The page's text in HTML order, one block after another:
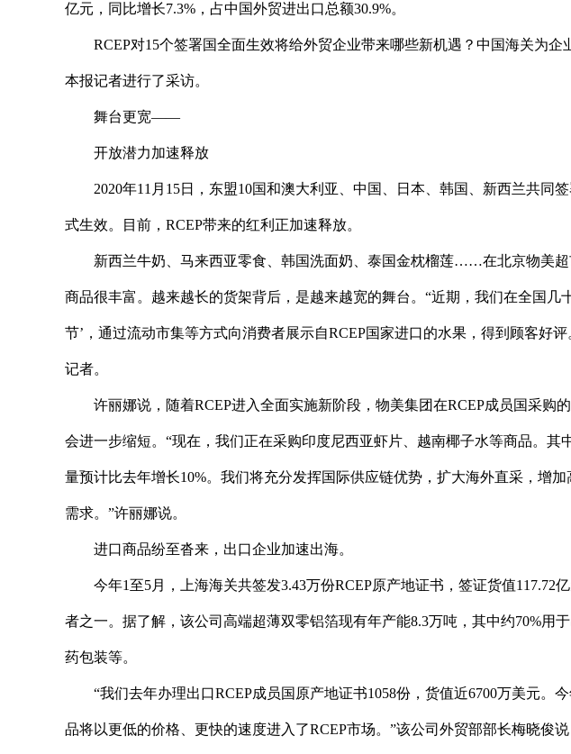
亿元，同比增长7.3%，占中国外贸进出口总额30.9%。
RCEP对15个签署国全面生效将给外贸企业带来哪些新机遇？中国海关为企
本报记者进行了采访。
舞台更宽——
开放潜力加速释放
2020年11月15日，东盟10国和澳大利亚、中国、日本、韩国、新西兰共同
式生效。目前，RCEP带来的红利正加速释放。
新西兰牛奶、马来西亚零食、韩国洗面奶、泰国金枕榴莲……在北京物美超
商品很丰富。越来越长的货架背后，是越来越宽的舞台。“近期，我们在全国几
节’，通过流动市集等方式向消费者展示自RCEP国家进口的水果，得到顾客好
记者。
许丽娜说，随着RCEP进入全面实施新阶段，物美集团在RCEP成员国采购
会进一步缩短。“现在，我们正在采购印度尼西亚虾片、越南椰子水等商品。其
量预计比去年增长10%。我们将充分发挥国际供应链优势，扩大海外直采，增
需求。”许丽娜说。
进口商品纷至沓来，出口企业加速出海。
今年1至5月，上海海关共签发3.43万份RCEP原产地证书，签证货值117.72
者之一。据了解，该公司高端超薄双零铝箔现有年产能8.3万吨，其中约70%用
药包装等。
“我们去年办理出口RCEP成员国原产地证书1058份，货值近6700万美元。
品将以更低的价格、更快的速度进入了RCEP市场。”该公司外贸部部长梅晓俊